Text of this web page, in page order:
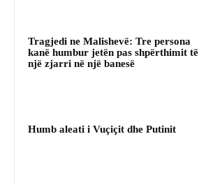
Tragjedi ne Malishevë: Tre persona
kanë humbur jetën pas shpërthimit të
një zjarri në një banesë
Humb aleati i Vuçiçit dhe Putinit